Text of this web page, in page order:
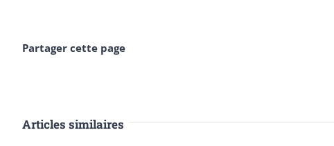
Partager cette page
Articles similaires